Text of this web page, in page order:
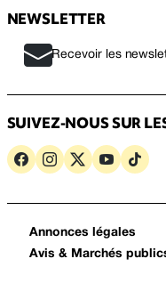
NEWSLETTER
Recevoir les
SUIVEZ-NOUS SUR
Annonces légales
Avis & Marchés